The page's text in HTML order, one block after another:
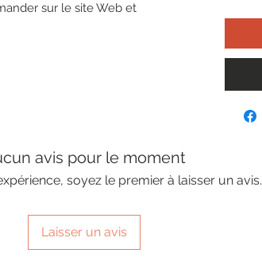
sur le site Web et
avis pour le moment
soyez le premier à laisser un avis.
Laisser un avis